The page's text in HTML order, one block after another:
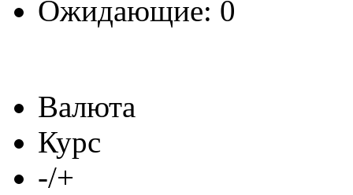
Ожидающие: 0
Валюта
Курс
-/+